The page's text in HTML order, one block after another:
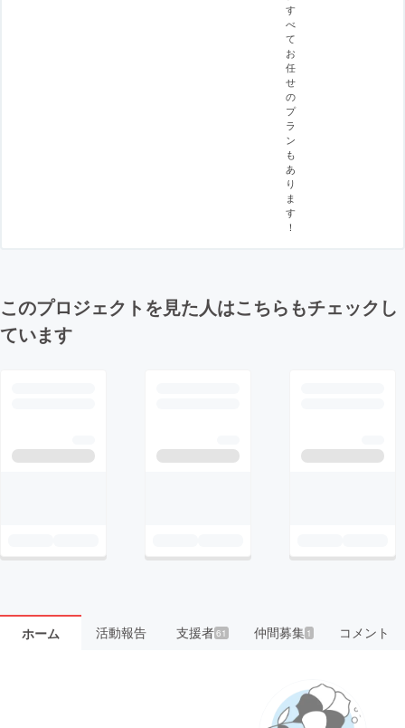
す
べ
て
お
任
せ
の
プ
ラ
ン
も
あ
り
ま
す
！
このプロジェクトを見た人はこちらもチェックし
ています
ホーム 活動報告 支援者61 仲間募集 1 コメント